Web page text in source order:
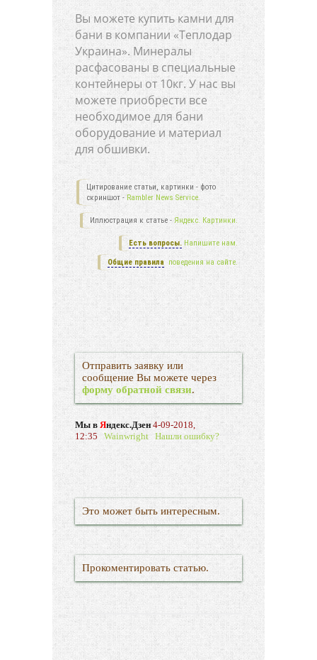
Вы можете купить камни для
бани в компании «Теплодар
Украина». Минералы
расфасованы в специальные
контейнеры от 10кг. У нас вы
можете приобрести все
необходимое для бани
оборудование и материал
для обшивки.
Цитирование статьи, картинки - фото
скриншот - Rambler News Service.
Иллюстрация к статье - Яндекс. Картинки.
Есть вопросы. Напишите нам.
Общие правила поведения на сайте.
Отправить заявку или
сообщение Вы можете через
форму обратной связи.
Мы в Яндекс.Дзен4-09-2018,
12:35 Wainwright Нашли ошибку?
Это может быть интересным.
Прокоментировать статью.